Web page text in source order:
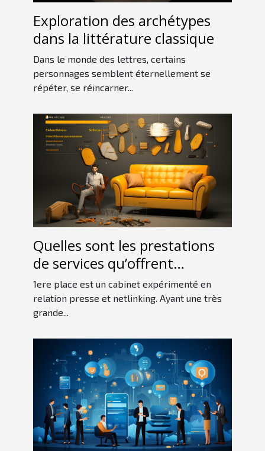
Exploration des archétypes
dans la littérature classique
Dans le monde des lettres, certains
personnages semblent éternellement se
répéter, se réincarner...
Quelles sont les prestations
de services qu’offrent
1erePlace ?
1ere place est un cabinet expérimenté en
relation presse et netlinking. Ayant une très
grande...